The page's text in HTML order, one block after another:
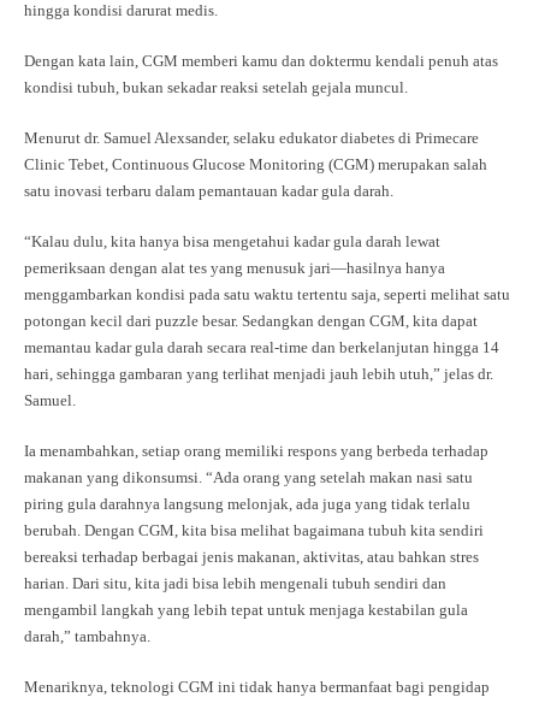
hingga kondisi darurat medis.
Dengan kata lain, CGM memberi kamu dan doktermu kendali penuh atas
kondisi tubuh, bukan sekadar reaksi setelah gejala muncul.
Menurut dr. Samuel Alexsander, selaku edukator diabetes di Primecare
Clinic Tebet, Continuous Glucose Monitoring (CGM) merupakan salah
satu inovasi terbaru dalam pemantauan kadar gula darah.
“Kalau dulu, kita hanya bisa mengetahui kadar gula darah lewat
pemeriksaan dengan alat tes yang menusuk jari—hasilnya hanya
menggambarkan kondisi pada satu waktu tertentu saja, seperti melihat satu
potongan kecil dari puzzle besar. Sedangkan dengan CGM, kita dapat
memantau kadar gula darah secara real-time dan berkelanjutan hingga 14
hari, sehingga gambaran yang terlihat menjadi jauh lebih utuh,” jelas dr.
Samuel.
Ia menambahkan, setiap orang memiliki respons yang berbeda terhadap
makanan yang dikonsumsi. “Ada orang yang setelah makan nasi satu
piring gula darahnya langsung melonjak, ada juga yang tidak terlalu
berubah. Dengan CGM, kita bisa melihat bagaimana tubuh kita sendiri
bereaksi terhadap berbagai jenis makanan, aktivitas, atau bahkan stres
harian. Dari situ, kita jadi bisa lebih mengenali tubuh sendiri dan
mengambil langkah yang lebih tepat untuk menjaga kestabilan gula
darah,” tambahnya.
Menariknya, teknologi CGM ini tidak hanya bermanfaat bagi pengidap